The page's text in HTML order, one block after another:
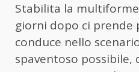
Stabilita la
giorni dopo ci prende
conduce nello
spaventoso